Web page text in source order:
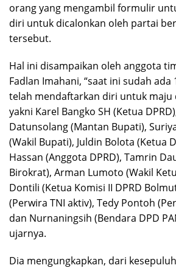
orang yang mengambil formulir
diri untuk dicalonkan oleh partai
tersebut.
Hal ini disampaikan oleh anggota
Fadlan Imahani, “saat ini sudah ada
telah mendaftarkan diri untuk maju
yakni Karel Bangko SH (Ketua
Datunsolang (Mantan Bupati),
(Wakil Bupati), Juldin Bolota (Ketua
Hassan (Anggota DPRD), Tamrin
Birokrat), Arman Lumoto (Wakil
Dontili (Ketua Komisi II DPRD
(Perwira TNI aktiv), Tedy Pontoh
dan Nurnaningsih (Bendara DPD
ujarnya.
Dia mengungkapkan, dari